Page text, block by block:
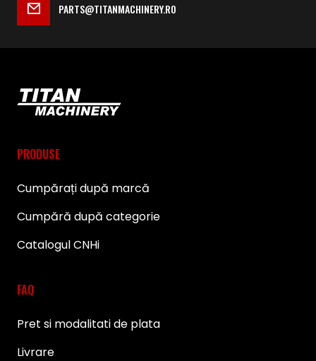
PARTS@TITANMACHINERY.RO
PRODUSE
Cumpărați după marcă
Cumpără după categorie
Catalogul CNHi
FAQ
Pret si modalitati de plata
Livrare